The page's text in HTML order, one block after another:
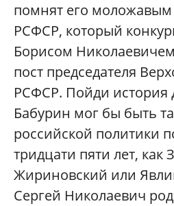
помнят его моложавым
РСФСР, который
Борисом
пост председателя
РСФСР. Пойди история
Бабурин мог бы быть
российской политики
тридцати пяти лет, как
Жириновский или
Сергей Николаевич